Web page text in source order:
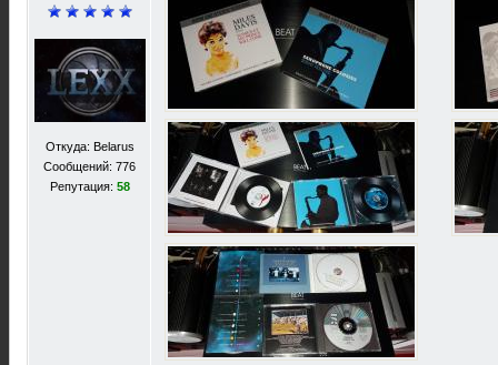
Откуда: Belarus
Сообщений: 776
Репутация: 58